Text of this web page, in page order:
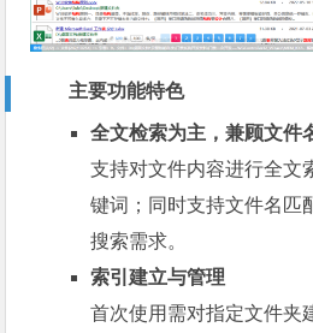
主要功能特色
全文检索为主，兼顾文件
支持对文件内容进行全文
键词；同时支持文件名匹
搜索需求。
索引建立与管理
首次使用需对指定文件夹